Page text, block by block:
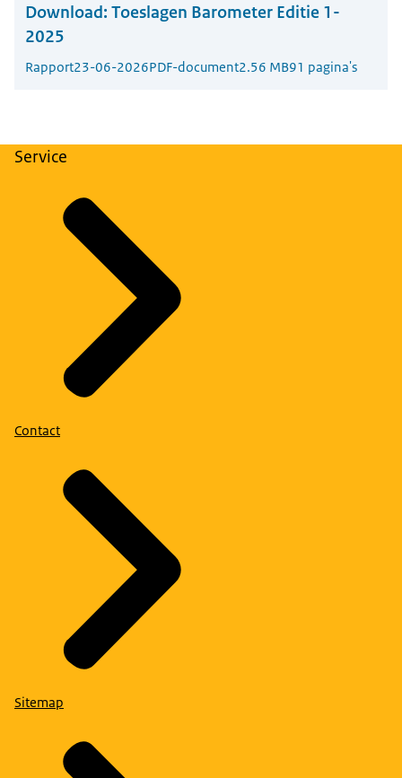
Download: Toeslagen Barometer Editie 1-
2025
Rapport23-06-2026PDF-document2.56 MB91 pagina's
Service
Contact
Sitemap